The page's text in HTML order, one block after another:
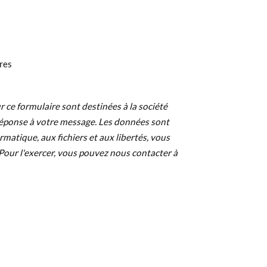
ce formulaire sont destinées à la société
à votre message. Les données sont
aux fichiers et aux libertés, vous
l'exercer, vous pouvez nous contacter à